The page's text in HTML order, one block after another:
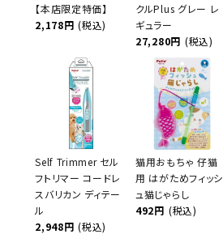
【本店限定特価】
2,178円 (税込)
クルPlus グレー レ
ギュラー
27,280円 (税込)
Self Trimmer セル
フトリマー コードレ
スバリカン ディテー
ル
2,948円 (税込)
猫用おもちゃ 仔猫
用 はがためフィッシ
ュ猫じゃらし
492円 (税込)